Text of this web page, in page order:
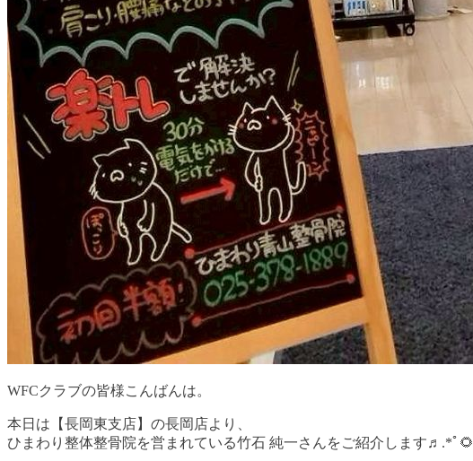
WFCクラブの皆様こんばんは。
本日は【長岡東支店】の長岡店より、
ひまわり整体整骨院を営まれている竹石 純一さんをご紹介します♬.*ﾟ🌻